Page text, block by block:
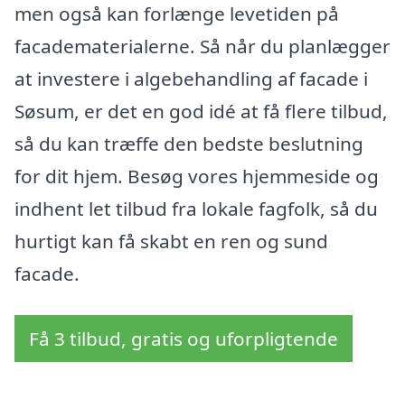
men også kan forlænge levetiden på
facadematerialerne. Så når du planlægger
at investere i algebehandling af facade i
Søsum, er det en god idé at få flere tilbud,
så du kan træffe den bedste beslutning
for dit hjem. Besøg vores hjemmeside og
indhent let tilbud fra lokale fagfolk, så du
hurtigt kan få skabt en ren og sund
facade.
Få 3 tilbud, gratis og uforpligtende